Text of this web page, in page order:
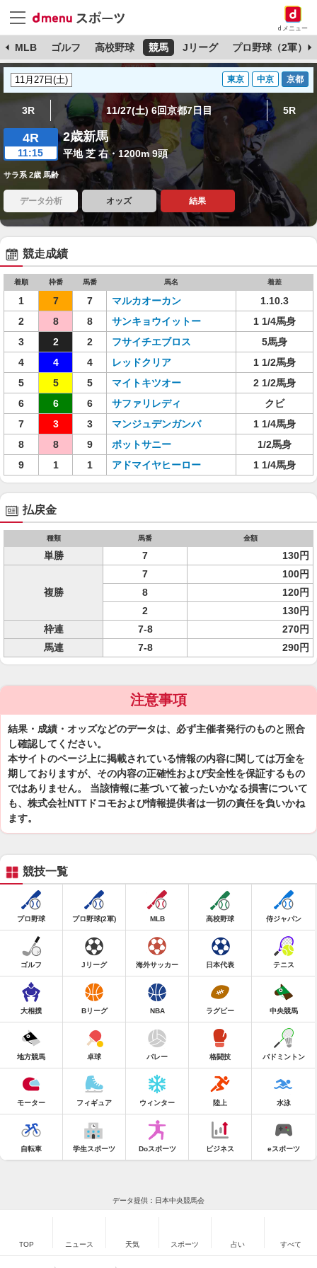
dメニュー
MLB ゴルフ 高校野球 競馬 Jリーグ プロ野球（2軍）
東京 中京 京都
3R 11/27(土) 6回京都7日目 5R
4R
11:15
2歳新馬
平地 芝 右・1200m 9頭
サラ系 2歳 馬齢
データ分析 オッズ 結果
競走成績
着順 枠番 馬番 馬名 着差
1 7 7 マルカオーカン
1.10.3
2
8 8 サンキョウイットー
1 1/4馬身
3
2 2 フサイチエブロス
5馬身
4
4 4 レッドクリア
1 1/2馬身
5
5 5 マイトキツオー
2 1/2馬身
6
6 6 サファリレディ
クビ
7
3 3 マンジュデンガンバ
1 1/4馬身
8
8 9 ポットサニー
1/2馬身
9
1 1 アドマイヤヒーロー 1 1/4馬身
払戻金
種類 馬番 金額
単勝 7 130円
複勝
7
100円
8
120円
2
130円
枠連
7-8
270円
馬連
7-8 290円
注意事項
結果・成績・オッズなどのデータは、必ず主催者発行のものと照合
し確認してください。
本サイトのページ上に掲載されている情報の内容に関しては万全を
期しておりますが、その内容の正確性および安全性を保証するもの
ではありません。 当該情報に基づいて被ったいかなる損害について
も、株式会社NTTドコモおよび情報提供者は一切の責任を負いかね
ます。
競技一覧
プロ野球 プロ野球(2軍) MLB 高校野球 侍ジャパン
ゴルフ Jリーグ 海外サッカー 日本代表 テニス
大相撲 Bリーグ NBA ラグビー 中央競馬
地方競馬 卓球 バレー 格闘技 バドミントン
モーター フィギュア ウィンター 陸上 水泳
自転車 学生スポーツ Doスポーツ ビジネス eスポーツ
データ提供：日本中央競馬会
TOP ニュース 天気 スポーツ 占い すべて